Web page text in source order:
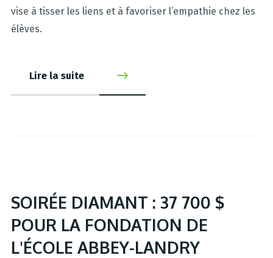
vise à tisser les liens et à favoriser l’empathie chez les
élèves.
Lire la suite
SOIRÉE DIAMANT : 37 700 $
POUR LA FONDATION DE
L'ÉCOLE ABBEY-LANDRY